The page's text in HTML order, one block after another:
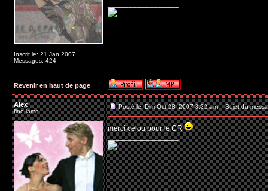
Inscrit le: 21 Jan 2007
Messages: 424
Revenir en haut de page
Alex
fine lame
Posté le: Dim Oct 28, 2007 8:32 am Sujet du
merci célou pour le CR
_________________